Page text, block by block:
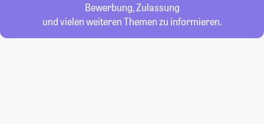
Bewerbung, Zulassung
und vielen weiteren Themen zu informieren.